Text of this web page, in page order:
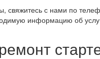
свяжитесь с нами по
информацию об